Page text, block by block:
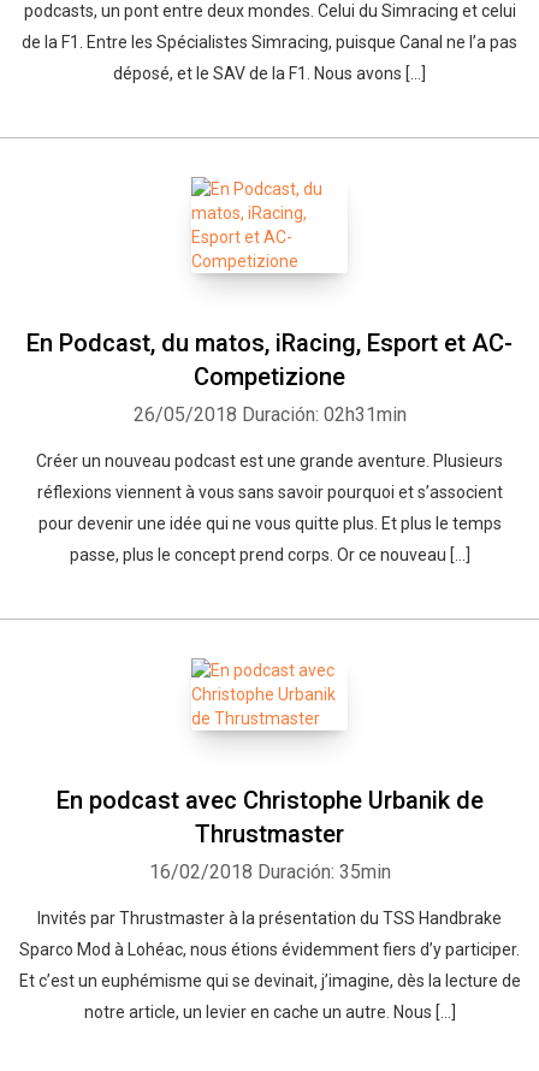
podcasts, un pont entre deux mondes. Celui du Simracing et celui
de la F1. Entre les Spécialistes Simracing, puisque Canal ne l’a pas
déposé, et le SAV de la F1. Nous avons […]
En Podcast, du matos, iRacing, Esport et AC-
Competizione
26/05/2018 Duración: 02h31min
Créer un nouveau podcast est une grande aventure. Plusieurs
réflexions viennent à vous sans savoir pourquoi et s’associent
pour devenir une idée qui ne vous quitte plus. Et plus le temps
passe, plus le concept prend corps. Or ce nouveau […]
En podcast avec Christophe Urbanik de
Thrustmaster
16/02/2018 Duración: 35min
Invités par Thrustmaster à la présentation du TSS Handbrake
Sparco Mod à Lohéac, nous étions évidemment fiers d’y participer.
Et c’est un euphémisme qui se devinait, j’imagine, dès la lecture de
notre article, un levier en cache un autre. Nous […]